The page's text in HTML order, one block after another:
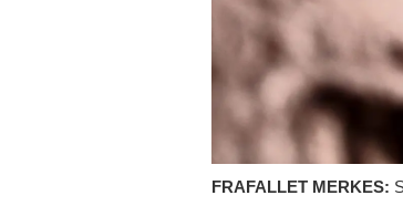
FRAFALLET MERKES: